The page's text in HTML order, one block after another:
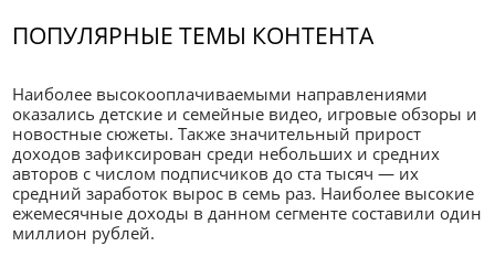
ПОПУЛЯРНЫЕ ТЕМЫ КОНТЕНТА
Наиболее высокооплачиваемыми направлениями
оказались детские и семейные видео, игровые обзоры и
новостные сюжеты. Также значительный прирост
доходов зафиксирован среди небольших и средних
авторов с числом подписчиков до ста тысяч — их
средний заработок вырос в семь раз. Наиболее высокие
ежемесячные доходы в данном сегменте составили один
миллион рублей.